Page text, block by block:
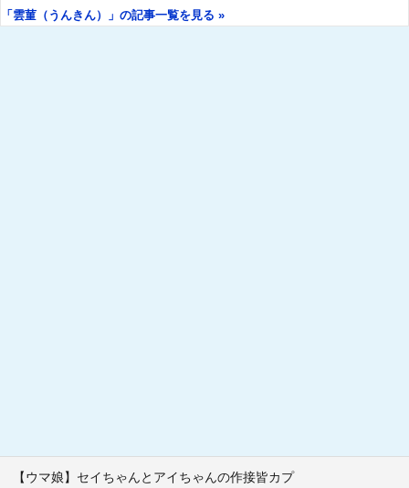
「雲菫（うんきん）」の記事一覧を見る »
【ウマ娘】セイちゃんとアイちゃんの作接皆カプ